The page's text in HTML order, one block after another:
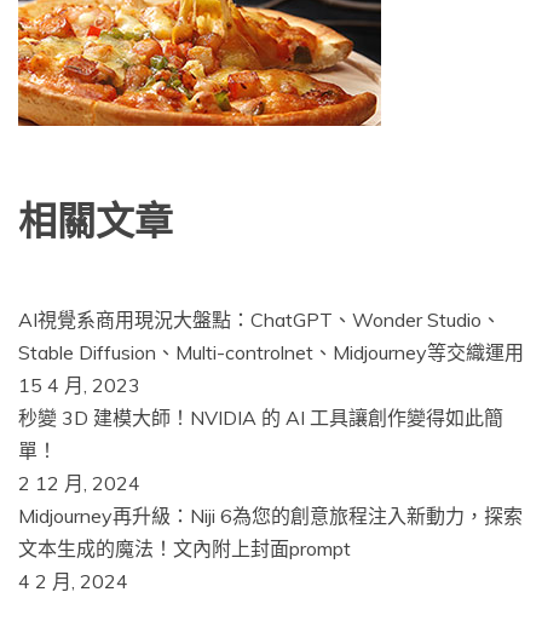
相關文章
AI視覺系商用現況大盤點：ChatGPT、Wonder Studio、
Stable Diffusion、Multi-controlnet、Midjourney等交織運用
15 4 月, 2023
秒變 3D 建模大師！NVIDIA 的 AI 工具讓創作變得如此簡
單！
2 12 月, 2024
Midjourney再升級：Niji 6為您的創意旅程注入新動力，探索
文本生成的魔法！文內附上封面prompt
4 2 月, 2024